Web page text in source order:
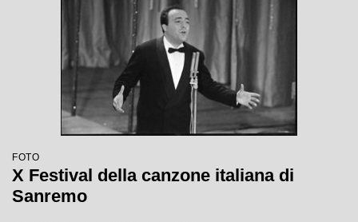
FOTO
X Festival della canzone italiana di
Sanremo